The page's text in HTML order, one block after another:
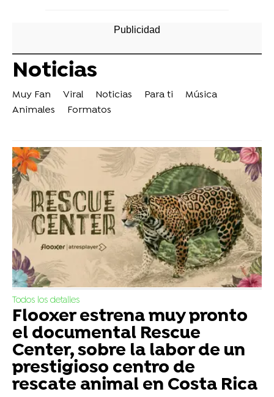
Noticias
Muy Fan Viral Noticias Para ti
Música
Animales
Formatos
Todos los detalles
Flooxer estrena muy pronto
el documental Rescue
Center, sobre la labor de un
prestigioso centro de
rescate animal en Costa Rica